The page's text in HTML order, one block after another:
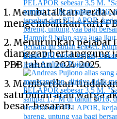
1. Membatalkan Perda
mengembalikan tarif
2. Menurunkan pejabat
dianggap bertanggung
PBB tahun 2024-2025.
3. Memberikan
satu bulan atau warga
besar-besaran.